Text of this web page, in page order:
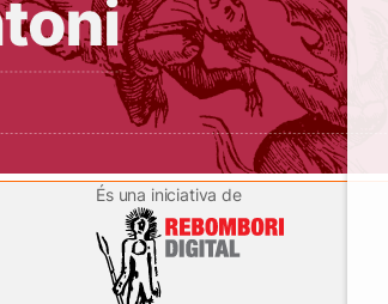
És una iniciativa de